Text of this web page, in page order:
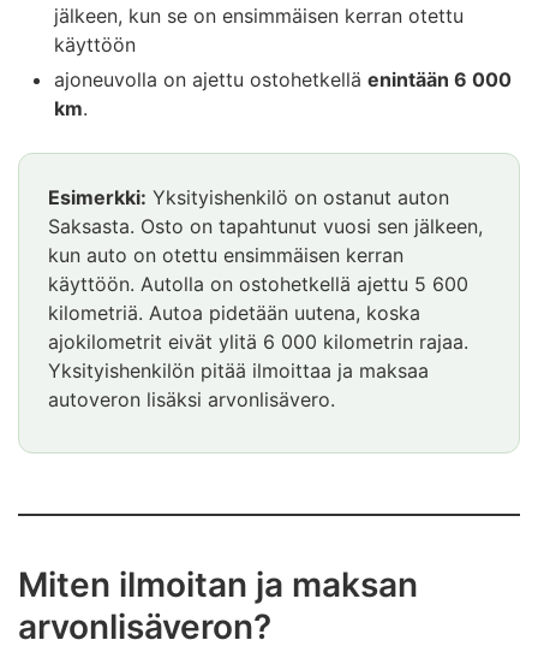
jälkeen, kun se on ensimmäisen kerran otettu
käyttöön
ajoneuvolla on ajettu ostohetkellä enintään 6 000
km.
Esimerkki: Yksityishenkilö on ostanut auton
Saksasta. Osto on tapahtunut vuosi sen jälkeen,
kun auto on otettu ensimmäisen kerran
käyttöön. Autolla on ostohetkellä ajettu 5 600
kilometriä. Autoa pidetään uutena, koska
ajokilometrit eivät ylitä 6 000 kilometrin rajaa.
Yksityishenkilön pitää ilmoittaa ja maksaa
autoveron lisäksi arvonlisävero.
Miten ilmoitan ja maksan
arvonlisäveron?